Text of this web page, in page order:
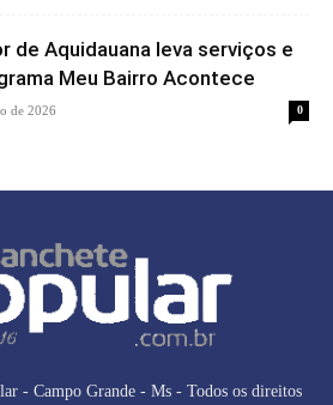
de Aquidauana leva serviços e
Meu Bairro Acontece
de 2026 0
- Campo Grande - Ms - Todos os direitos